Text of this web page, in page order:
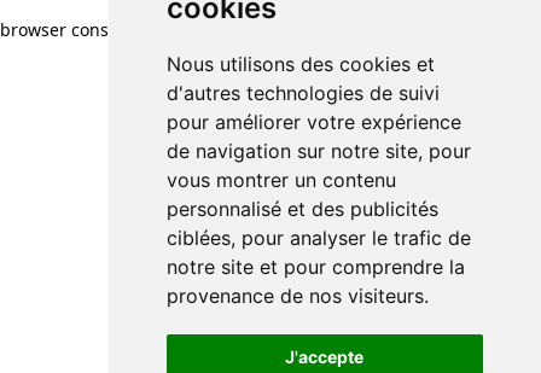
cookies
Nous utilisons des cookies et
d'autres technologies de suivi
pour améliorer votre expérience
de navigation sur notre site, pour
vous montrer un contenu
personnalisé et des publicités
ciblées, pour analyser le trafic de
notre site et pour comprendre la
provenance de nos visiteurs.
J'accepte
browser console for more information)